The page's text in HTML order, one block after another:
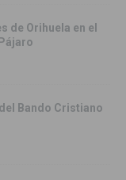
de Orihuela en el
Bando Cristiano